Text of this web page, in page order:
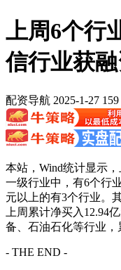
上周6个行
信行业获
配资导航 2025-1-27 159
本站， Wind统计显示
一级行业中，有6个行
元以上的有3个行业。
上周累计净买入12.94
备、石油石化等行业，
- THE END -